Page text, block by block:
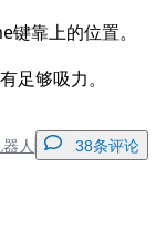
靠上的位置。
足够吸力。
人 38条评论